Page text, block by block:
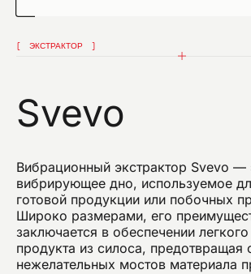
ЭКСТРАКТОР
Svevo
Вибрационный экстрактор Svevo —
вибрирующее дно, используемое
готовой продукции или побочных
Широко размерами, его
заключается в обеспечении
продукта из силоса, предотвращая
нежелательных мостов материала
Я подтверждаю, что ознакомился с
бюллетеней) по электронной почте
на товары или услуги.
ОТПРАВИТЬ